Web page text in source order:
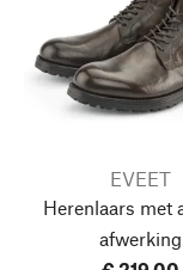
EVEET
Herenlaars met
afwerking